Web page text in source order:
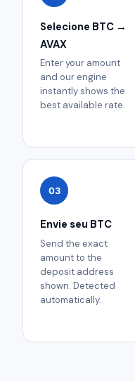
Selecione BTC →
AVAX
Enter your amount
and our engine
instantly shows the
best available rate.
03
Envie seu BTC
Send the exact
amount to the
deposit address
shown. Detected
automatically.